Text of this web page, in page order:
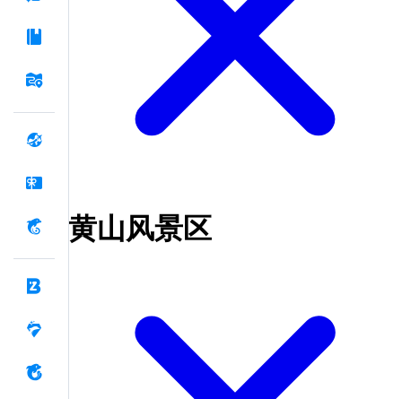
黄山风景区